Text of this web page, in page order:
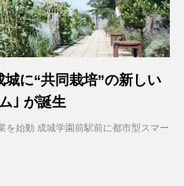
に“共同栽培”の新しい
｣ が誕生
を始動 成城学園前駅前に都市型スマー